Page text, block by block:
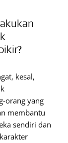
kesal,
orang yang
membantu
sendiri dan